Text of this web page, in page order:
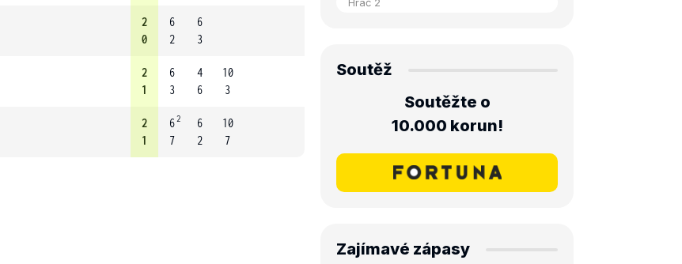
2
0
6
2
6
3
2
1
6
3
4
6
10
3
2
1
62
7
6
2
10
7
Soutěž
Soutěžte o
10.000 korun!
Zajímavé zápasy